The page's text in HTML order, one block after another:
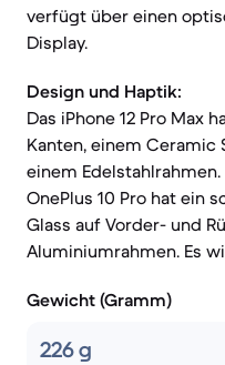
verfügt über einen
Display.
Design und Haptik:
Das iPhone 12 Pro Max
Kanten, einem Ceramic
einem
OnePlus 10 Pro hat ein
Glass auf Vorder- und
Aluminiumrahmen. Es
Gewicht (Gramm)
226 g